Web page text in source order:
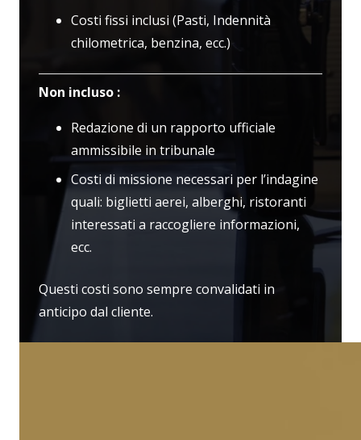
Costi fissi inclusi (Pasti, Indennità
chilometrica, benzina, ecc.)
Non incluso :
Redazione di un rapporto ufficiale
ammissibile in tribunale
Costi di missione necessari per l’indagine
quali: biglietti aerei, alberghi, ristoranti
interessati a raccogliere informazioni,
ecc.
Questi costi sono sempre convalidati in
anticipo dal cliente.